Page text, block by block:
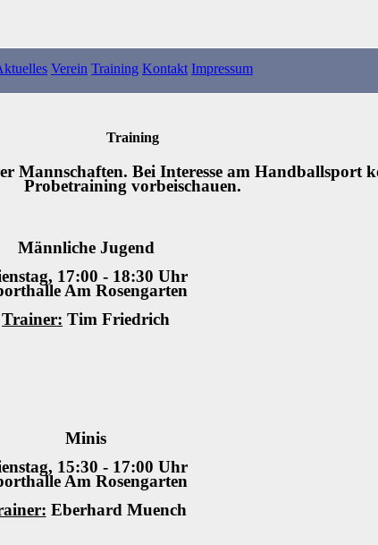
Verein Training Kontakt Impressum
Training
Mannschaften. Bei Interesse am Handballsport
Probetraining vorbeischauen.
Männliche Jugend
17:00 - 18:30 Uhr
Am Rosengarten
Trainer: Tim Friedrich
Minis
15:30 - 17:00 Uhr
Am Rosengarten
Eberhard Muench